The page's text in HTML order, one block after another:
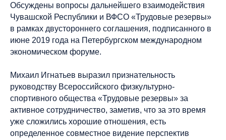
Обсуждены вопросы дальнейшего взаимодействия
Чувашской Республики и ВФСО «Трудовые резервы»
в рамках двустороннего соглашения, подписанного в
июне 2019 года на Петербургском международном
экономическом форуме.
Михаил Игнатьев выразил признательность
руководству Всероссийского физкультурно-
спортивного общества «Трудовые резервы» за
активное сотрудничество, заметив, что за это время
уже сложились хорошие отношения, есть
определенное совместное видение перспектив